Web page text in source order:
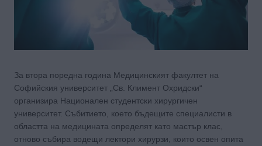
За втора поредна година Медицинският факултет на
Софийския университет „Св. Климент Охридски“
организира Национален студентски хирургичен
университет. Събитието, което бъдещите специалисти в
областта на медицината определят като мастър клас,
отново събира водещи лектори хирурзи, които освен опита